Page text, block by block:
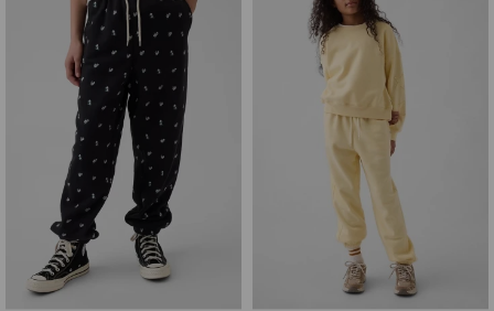
Camperas
Musculosas
Shorts
Vestidos y polleras
Pijamas
Camperas
Chalecos
Shorts
Ropa interior
Polos
Camperas
Chalecos
Ropa interior
Pijamas
Camperas
Pijamas
Sets
Sets